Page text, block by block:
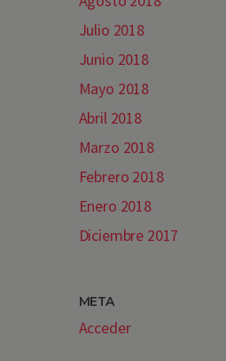
Julio 2018
Junio 2018
Mayo 2018
Abril 2018
Marzo 2018
Febrero 2018
Enero 2018
Diciembre 2017
META
Acceder